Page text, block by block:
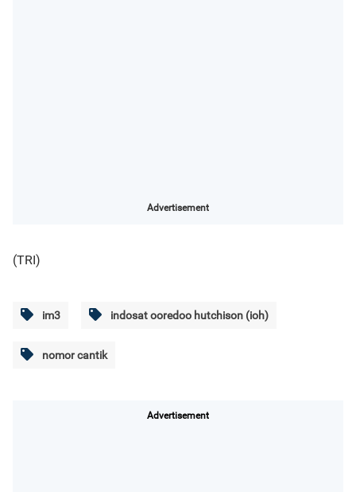
Advertisement
(TRI)
im3 indosat ooredoo hutchison (ioh)
nomor cantik
Advertisement